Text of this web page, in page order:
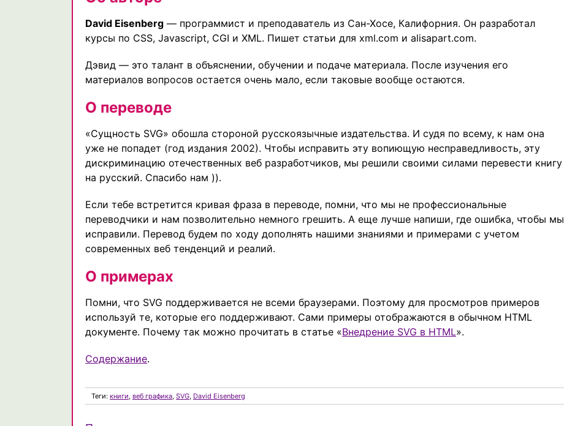
David Eisenberg — программист и преподаватель из Сан-Хосе, Калифорния. Он разработал
курсы по CSS, Javascript, CGI и XML. Пишет статьи для xml.com и alisapart.com.
Дэвид — это талант в объяснении, обучении и подаче материала. После изучения его
материалов вопросов остается очень мало, если таковые вообще остаются.
О переводе
«Сущность SVG» обошла стороной русскоязычные издательства. И судя по всему, к нам она
уже не попадет (год издания 2002). Чтобы исправить эту вопиющую несправедливость, эту
дискриминацию отечественных веб разработчиков, мы решили своими силами перевести книгу
на русский. Спасибо нам )).
Если тебе встретится кривая фраза в переводе, помни, что мы не профессиональные
переводчики и нам позволительно немного грешить. А еще лучше напиши, где ошибка, чтобы мы
исправили. Перевод будем по ходу дополнять нашими знаниями и примерами с учетом
современных веб тенденций и реалий.
О примерах
Помни, что SVG поддерживается не всеми браузерами. Поэтому для просмотров примеров
используй те, которые его поддерживают. Сами примеры отображаются в обычном HTML
документе. Почему так можно прочитать в статье «Внедрение SVG в HTML».
Содержание.
Теги: книги, веб графика, SVG, David Eisenberg